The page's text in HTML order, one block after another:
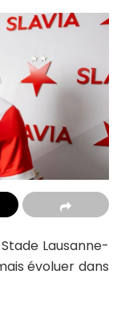
Lausanne-
évoluer dans